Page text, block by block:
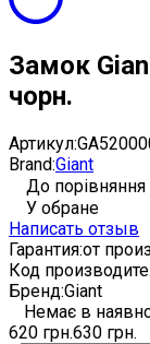
Замок
чорн.
Артикул:
Brand:Giant
До порівняння
У обране
Написать отзыв
Гарантия:от
Код
Бренд:Giant
Немає в
620 грн.630 грн.